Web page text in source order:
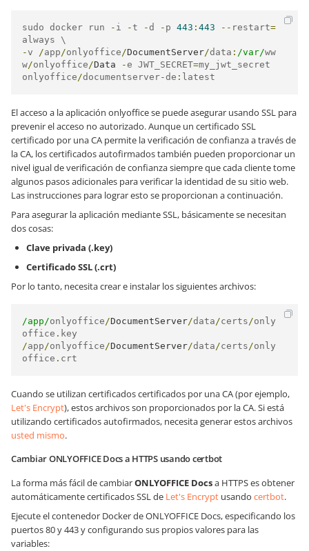
sudo docker run - i -t -d - p 443 : 443 -- restart=
-v /app/onlyoffice/DocumentServer/data : /var/ww
w/onlyoffice/Data -e JWT_SECRET=my_jwt_secret
onlyoffice/documentserver-de : latest
El acceso a la aplicación onlyoffice se puede asegurar usando SSL para
prevenir el acceso no autorizado. Aunque un certificado SSL
certificado por una CA permite la verificación de confianza a través de
la CA, los certificados autofirmados también pueden proporcionar un
nivel igual de verificación de confianza siempre que cada cliente tome
algunos pasos adicionales para verificar la identidad de su sitio web.
Las instrucciones para lograr esto se proporcionan a continuación.
Para asegurar la aplicación mediante SSL, básicamente se necesitan
dos cosas:
Clave privada (.key)
Certificado SSL (.crt)
Por lo tanto, necesita crear e instalar los siguientes archivos:
/app/onlyoffice/DocumentServer/data/certs/only
office .
/app/onlyoffice/DocumentServer/data/certs/only
office . crt
Cuando se utilizan certificados certificados por una CA (por ejemplo,
Let's Encrypt), estos archivos son proporcionados por la CA. Si está
utilizando certificados autofirmados, necesita generar estos archivos
usted mismo.
Cambiar ONLYOFFICE Docs a HTTPS usando certbot
La forma más fácil de cambiarONLYOFFICE Docsa HTTPS es obtener
automáticamente certificados SSL de Let's Encrypt usando certbot.
Ejecute el contenedor Docker de ONLYOFFICE Docs, especificando los
puertos 80 y 443 y configurando sus propios valores para las
variables: